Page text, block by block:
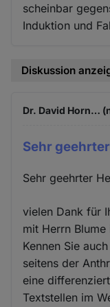
scheinbar
Induktion und
Diskussion
Dr. David Horn…
Sehr
Sehr geehrter
vielen Dank für
mit Herrn
Kennen Sie
seitens der
eine
Textstellen im